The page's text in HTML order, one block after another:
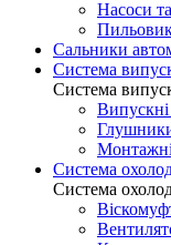
Насоси
Сальники
Система
Система
Система
Система